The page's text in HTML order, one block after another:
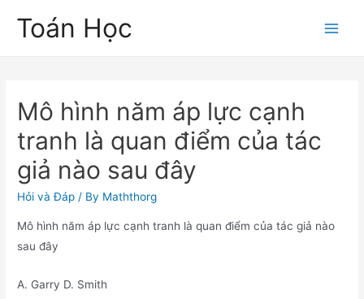
Toán Học
Mô hình năm áp lực cạnh
tranh là quan điểm của tác
giả nào sau đây
Hỏi và Đáp / By Maththorg
Mô hình năm áp lực cạnh tranh là quan điểm của tác giả nào
sau đây
A. Garry D. Smith